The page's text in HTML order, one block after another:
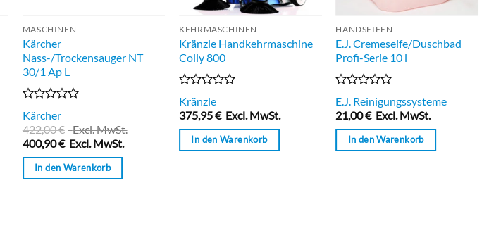
MASCHINEN
Kärcher
Nass-/Trockensauger NT
30/1 Ap L
Bewertet
mit
0
von
5
Kärcher
422,00€ Excl. MwSt.
400,90€ Excl. MwSt.
In den Warenkorb
KEHRMASCHINEN
Kränzle Handkehrmaschine
Colly 800
Bewertet
mit
0
von
Kränzle
375,95€ Excl. MwSt.
In den Warenkorb
HANDSEIFEN
E.J. Cremeseife/Duschbad
Profi-Serie 10 l
Bewertet
mit
0
von
E.J. Reinigungssysteme
21,00€ Excl. MwSt.
In den Warenkorb